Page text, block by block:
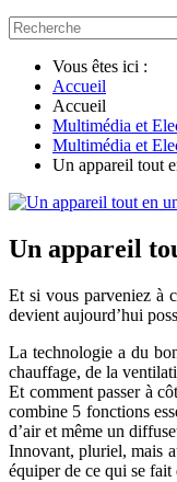
Vous êtes ici :
Accueil
Accueil
Multimédia et
Multimédia et
Un appareil tout
Un appareil
Et si vous parveniez à
devient aujourd’hui
La technologie a du
chauffage, de la
Et comment passer à
combine 5 fonctions
d’air et même un
Innovant, pluriel, mais
équiper de ce qui se